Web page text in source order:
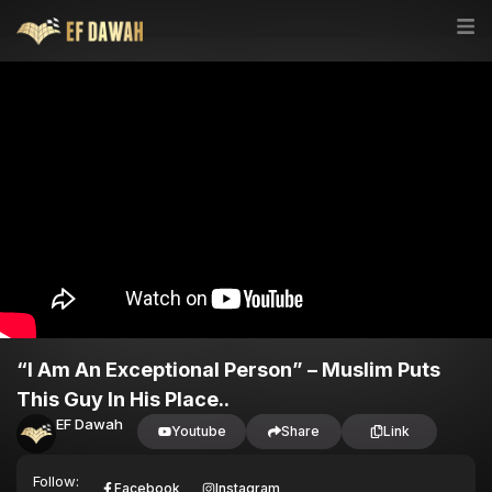
“I Am An Exceptional Person” – Muslim Puts
This Guy In His Place..
EF Dawah Youtube Share Link
Follow: Facebook Instagram